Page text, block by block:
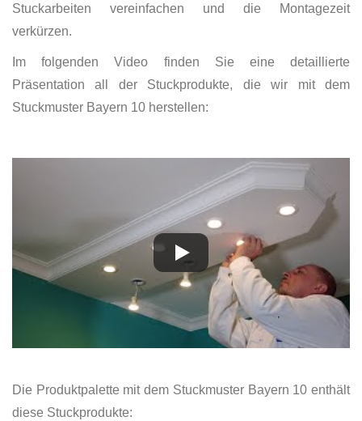
Stuckarbeiten vereinfachen und die Montagezeit
verkürzen.
Im folgenden Video finden Sie eine detaillierte
Präsentation all der Stuckprodukte, die wir mit dem
Stuckmuster Bayern 10 herstellen:
Die Produktpalette mit dem Stuckmuster Bayern 10 enthält
diese Stuckprodukte: